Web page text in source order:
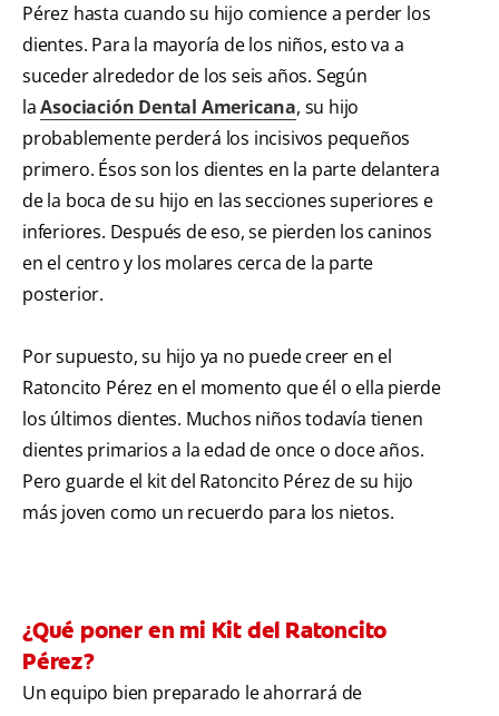
Pérez hasta cuando su hijo comience a perder los
dientes. Para la mayoría de los niños, esto va a
suceder alrededor de los seis años. Según
laAsociación Dental Americana, su hijo
probablemente perderá los incisivos pequeños
primero. Ésos son los dientes en la parte delantera
de la boca de su hijo en las secciones superiores e
inferiores. Después de eso, se pierden los caninos
en el centro y los molares cerca de la parte
posterior.
Por supuesto, su hijo ya no puede creer en el
Ratoncito Pérez en el momento que él o ella pierde
los últimos dientes. Muchos niños todavía tienen
dientes primarios a la edad de once o doce años.
Pero guarde el kit del Ratoncito Pérez de su hijo
más joven como un recuerdo para los nietos.
¿Qué poner en mi Kit del Ratoncito
Pérez?
Un equipo bien preparado le ahorrará de